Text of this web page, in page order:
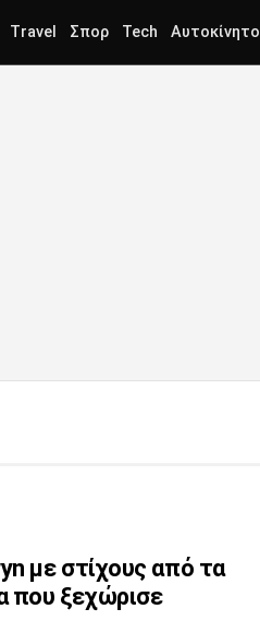
Travel Σπορ Tech Αυτοκίνητο
με στίχους από τα
που ξεχώρισε